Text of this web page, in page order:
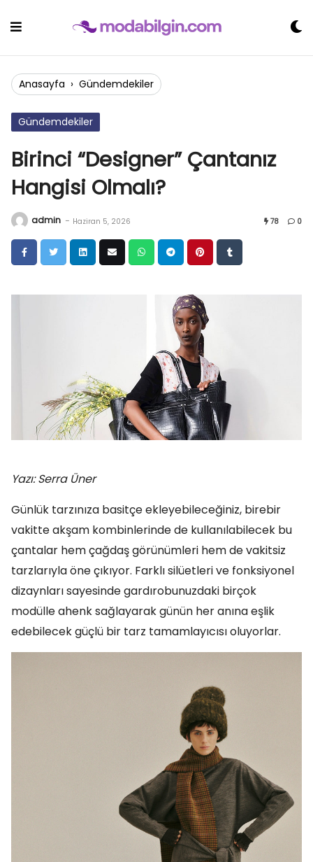
Anasayfa › Gündemdekiler
Gündemdekiler
Birinci “Designer” Çantanız
Hangisi Olmalı?
admin - Haziran 5, 2026 78 0
Yazı: Serra Üner
Günlük tarzınıza basitçe ekleyebileceğiniz, birebir
vakitte akşam kombinlerinde de kullanılabilecek bu
çantalar hem çağdaş görünümleri hem de vakitsiz
tarzlarıyla öne çıkıyor. Farklı silüetleri ve fonksiyonel
dizaynları sayesinde gardırobunuzdaki birçok
modülle ahenk sağlayarak günün her anına eşlik
edebilecek güçlü bir tarz tamamlayıcısı oluyorlar.